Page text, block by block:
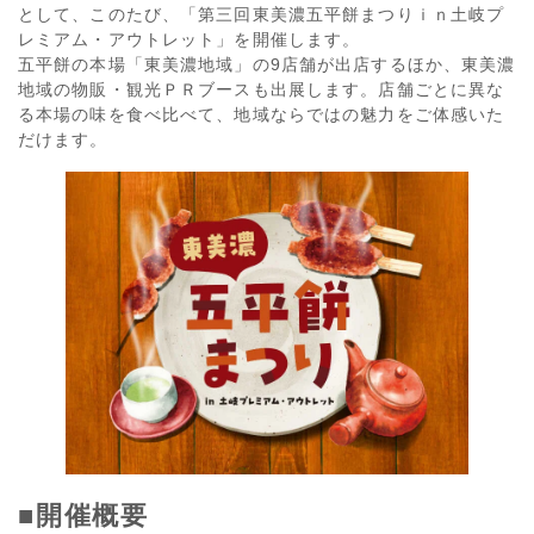
として、このたび、「第三回東美濃五平餅まつりｉｎ土岐プ
レミアム・アウトレット」を開催します。
五平餅の本場「東美濃地域」の9店舗が出店するほか、東美濃
地域の物販・観光ＰＲブースも出展します。店舗ごとに異な
る本場の味を食べ比べて、地域ならではの魅力をご体感いた
だけます。
■開催概要